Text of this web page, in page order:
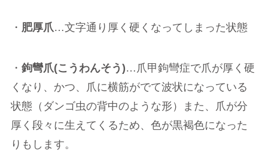
・ 肥厚爪…文字通り厚く硬くなってしまった状態
・ 鉤彎爪(こうわんそう)…爪甲鉤彎症で爪が厚く硬
くなり、かつ、爪に横筋がでて波状になっている
状態（ダンゴ虫の背中のような形）また、爪が分
厚く段々に生えてくるため、色が黒褐色になった
りもします。